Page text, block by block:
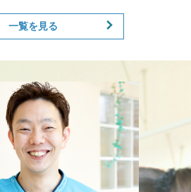
一覧を見る